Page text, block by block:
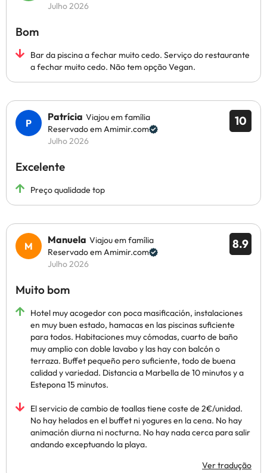
Julho 2026
Bom
Bar da piscina a fechar muito cedo. Serviço do restaurante
a fechar muito cedo. Não tem opção Vegan.
10
Patrícia Viajou em família
Reservado em Amimir.com
Julho 2026
Excelente
Preço qualidade top
8.9
Manuela Viajou em família
Reservado em Amimir.com
Julho 2026
Muito bom
Hotel muy acogedor con poca masificación, instalaciones
en muy buen estado, hamacas en las piscinas suficiente
para todos. Habitaciones muy cómodas, cuarto de baño
muy amplio con doble lavabo y las hay con balcón o
terraza. Buffet pequeño pero suficiente, todo de buena
calidad y variedad. Distancia a Marbella de 10 minutos y a
Estepona 15 minutos.
El servicio de cambio de toallas tiene coste de 2€/unidad.
No hay helados en el buffet ni yogures en la cena. No hay
animación diurna ni nocturna. No hay nada cerca para salir
andando exceptuando la playa.
Ver tradução